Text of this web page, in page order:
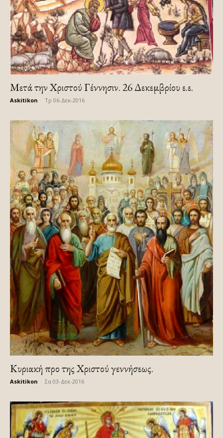
Μετά την Χριστού Γέννησιν. 26 Δεκεμβρίου ε.ε.
Askitikon Τρ 06-Δεκ-2016
Κυριακή προ της Χριστού γεννήσεως.
Askitikon Σα 03-Δεκ-2016